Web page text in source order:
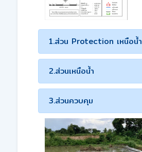
1.ส่วน Protection เหนือน้ำ
2.ส่วนเหนือน้ำ
3.ส่วนควบคุม